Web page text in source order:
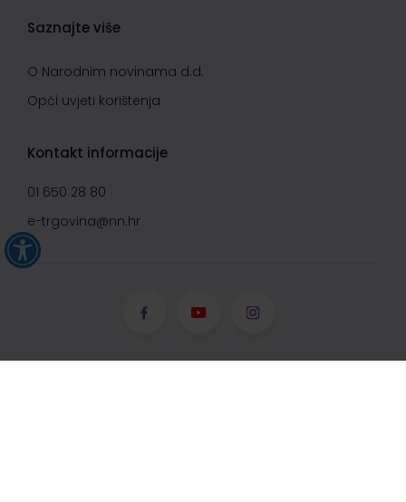
Saznajte više
O Narodnim novinama d.d.
Opći uvjeti korištenja
Kontakt informacije
01 650 28 80
e-trgovina@nn.hr